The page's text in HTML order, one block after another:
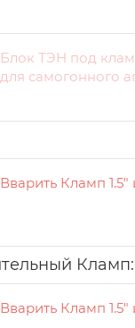
Блок ТЭН под
для самогонного
Вварить Кламп 1.5"
Кламп:
Вварить Кламп 1.5"